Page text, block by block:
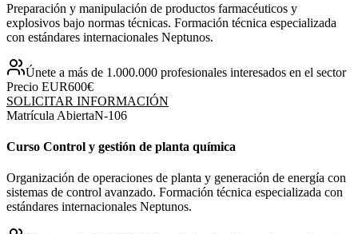
Preparación y manipulación de productos farmacéuticos y
explosivos bajo normas técnicas. Formación técnica especializada
con estándares internacionales Neptunos.
Únete a más de 1.000.000 profesionales interesados en el sector
Precio EUR600€
SOLICITAR INFORMACIÓN
Matrícula AbiertaN-106
Curso Control y gestión de planta química
Organización de operaciones de planta y generación de energía con
sistemas de control avanzado. Formación técnica especializada con
estándares internacionales Neptunos.